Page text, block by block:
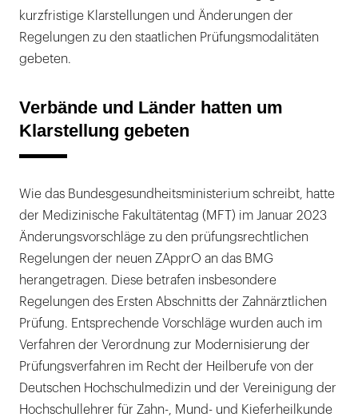
kurzfristige Klarstellungen und Änderungen der
Regelungen zu den staatlichen Prüfungsmodalitäten
gebeten.
Verbände und Länder hatten um
Klarstellung gebeten
Wie das Bundesgesundheitsministerium schreibt, hatte
der Medizinische Fakultätentag (MFT) im Januar 2023
Änderungsvorschläge zu den prüfungsrechtlichen
Regelungen der neuen ZApprO an das BMG
herangetragen. Diese betrafen insbesondere
Regelungen des Ersten Abschnitts der Zahnärztlichen
Prüfung. Entsprechende Vorschläge wurden auch im
Verfahren der Verordnung zur Modernisierung der
Prüfungsverfahren im Recht der Heilberufe von der
Deutschen Hochschulmedizin und der Vereinigung der
Hochschullehrer für Zahn-, Mund- und Kieferheilkunde